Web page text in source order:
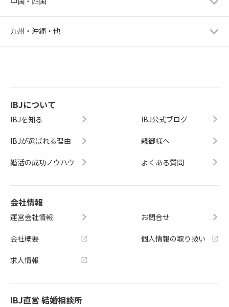
九州・沖縄・他
IBJについて
IBJを知る
IBJが選ばれる理由
婚活の成功ノウハウ
IBJ公式ブログ
親御様へ
よくある質問
会社情報
運営会社情報
会社概要
求人情報
お問合せ
個人情報の取り扱い
IBJ直営 結婚相談所